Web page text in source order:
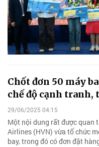
Chốt đơn 50 máy
chế độ cạnh tranh,
29/06/2025 04:15
Một nội dung rất được quan
Airlines (HVN) vừa tổ chức
bay, trong đó có đơn đặt